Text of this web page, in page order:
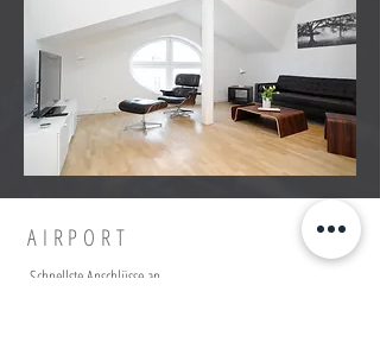
AIRPORT
Schnellste Anschlüsse an